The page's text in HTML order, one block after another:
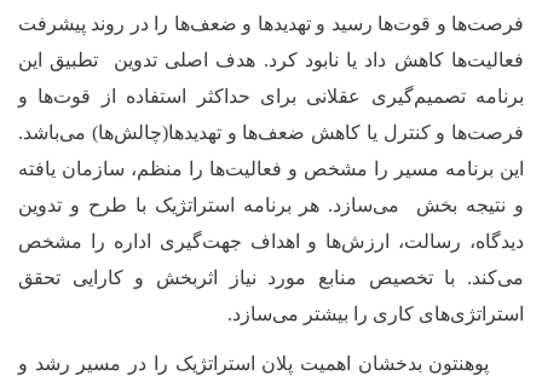
فرصتها و قوت‌ها رسید و تهدید‌ها و ضعف‌ها را در روند پیشرفت
فعالیت‌ها کاهش داد یا نابود کرد. هدف اصلی تدوین تطبیق این
برنامه تصمیم‌گیری عقلانی برای حداکثر استفاده از قوت‌ها و
فرصت‌ها و کنترل یا کاهش ضعف‌ها و تهدیدها(چالش‌ها) می‌باشد.
این برنامه مسیر را مشخص و فعالیت‌ها را منظم، سازمان یافته
و نتیجه بخش می‌سازد. هر برنامه استراتژیک با طرح و تدوین
دیدگاه‌، رسالت، ارزش‌‌ها و اهداف جهت‌گیری اداره را مشخص
می‌کند. با تخصیص منابع مورد نیاز اثربخش و کارایی تحقق
استراتژی‌های کاری را بیشتر می‌سازد.
پوهنتون بدخشان اهمیت پلان استراتژیک را در مسیر رشد و